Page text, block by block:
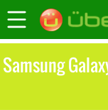
Samsung